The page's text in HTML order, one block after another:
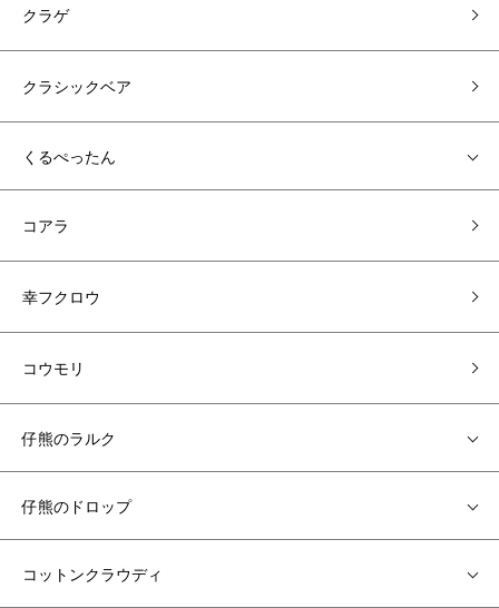
クラゲ
クラシックベア
くるぺったん
コアラ
幸フクロウ
コウモリ
仔熊のラルク
仔熊のドロップ
コットンクラウディ